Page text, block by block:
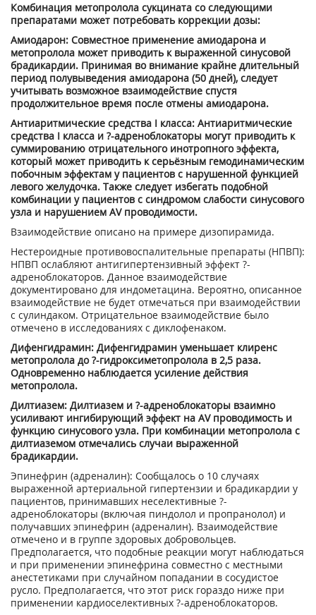
Комбинация метопролола сукцината со следующими
препаратами может потребовать коррекции дозы:
Амиодарон: Совместное применение амиодарона и
метопролола может приводить к выраженной синусовой
брадикардии. Принимая во внимание крайне длительный
период полувыведения амиодарона (50 дней), следует
учитывать возможное взаимодействие спустя
продолжительное время после отмены амиодарона.
Антиаритмические средства I класса: Антиаритмические
средства I класса и ?-адреноблокаторы могут приводить к
суммированию отрицательного инотропного эффекта,
который может приводить к серьёзным гемодинамическим
побочным эффектам у пациентов с нарушенной функцией
левого желудочка. Также следует избегать подобной
комбинации у пациентов с синдромом слабости синусового
узла и нарушением AV проводимости.
Взаимодействие описано на примере дизопирамида.
Нестероидные противовоспалительные препараты (НПВП):
НПВП ослабляют антигипертензивный эффект ?-
адреноблокаторов. Данное взаимодействие
документировано для индометацина. Вероятно, описанное
взаимодействие не будет отмечаться при взаимодействии
с сулиндаком. Отрицательное взаимодействие было
отмечено в исследованиях с диклофенаком.
Дифенгидрамин: Дифенгидрамин уменьшает клиренс
метопролола до ?-гидроксиметопролола в 2,5 раза.
Одновременно наблюдается усиление действия
метопролола.
Дилтиазем: Дилтиазем и ?-адреноблокаторы взаимно
усиливают ингибирующий эффект на AV проводимость и
функцию синусового узла. При комбинации метопролола с
дилтиаземом отмечались случаи выраженной
брадикардии.
Эпинефрин (адреналин): Сообщалось о 10 случаях
выраженной артериальной гипертензии и брадикардии у
пациентов, принимавших неселективные ?-
адреноблокаторы (включая пиндолол и пропранолол) и
получавших эпинефрин (адреналин). Взаимодействие
отмечено и в группе здоровых добровольцев.
Предполагается, что подобные реакции могут наблюдаться
и при применении эпинефрина совместно с местными
анестетиками при случайном попадании в сосудистое
русло. Предполагается, что этот риск гораздо ниже при
применении кардиоселективных ?-адреноблокаторов.